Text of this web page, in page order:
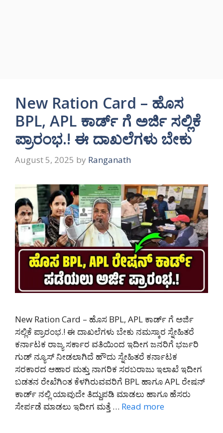
New Ration Card – ಹೊಸ
BPL, APL ಕಾರ್ಡ್ ಗೆ ಅರ್ಜಿ ಸಲ್ಲಿಕೆ
ಪ್ರಾರಂಭ.! ಈ ದಾಖಲೆಗಳು ಬೇಕು
August 5, 2025 by Ranganath
New Ration Card – ಹೊಸ BPL, APL ಕಾರ್ಡ್ ಗೆ ಅರ್ಜಿ
ಸಲ್ಲಿಕೆ ಪ್ರಾರಂಭ.! ಈ ದಾಖಲೆಗಳು ಬೇಕು ನಮಸ್ಕಾರ ಸ್ನೇಹಿತರೆ
ಕರ್ನಾಟಕ ರಾಜ್ಯ ಸರ್ಕಾರ ವತಿಯಿಂದ ಇದೀಗ ಜನರಿಗೆ ಭರ್ಜರಿ
ಗುಡ್ ನ್ಯೂಸ್ ನೀಡಲಾಗಿದೆ ಹೌದು ಸ್ನೇಹಿತರೆ ಕರ್ನಾಟಕ
ಸರಕಾರದ ಆಹಾರ ಮತ್ತು ನಾಗರಿಕ ಸರಬರಾಜು ಇಲಾಖೆ ಇದೀಗ
ಬಡತನ ರೇಖೆಗಿಂತ ಕೆಳಗಿರುವವರಿಗೆ BPL ಹಾಗೂ APL ರೇಷನ್
ಕಾರ್ಡ್ ನಲ್ಲಿ ಯಾವುದೇ ತಿದ್ದುಪಡಿ ಮಾಡಲು ಹಾಗೂ ಹೆಸರು
ಸೇರ್ಪಡೆ ಮಾಡಲು ಇದೀಗ ಮತ್ತೆ … Read more